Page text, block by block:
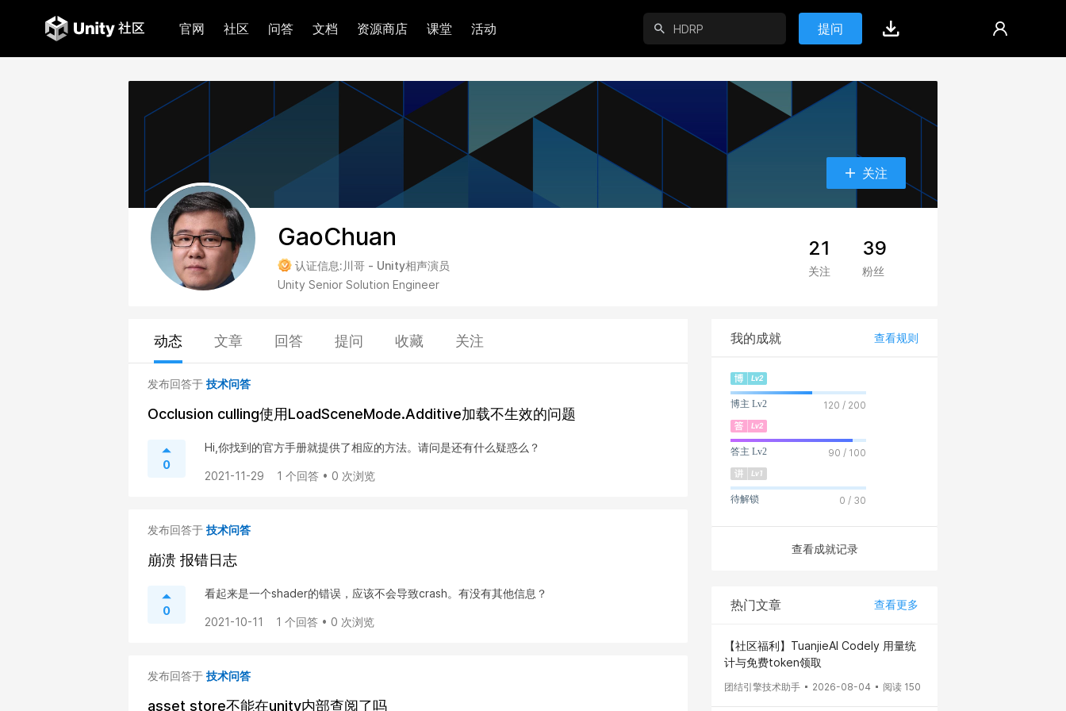
官网 社区 问答 文档 资源商店 课堂 活动 提问
关注
GaoChuan
认证信息: 川哥 - Unity相声演员
Unity Senior Solution Engineer
21
关注
39
粉丝
动态 文章 回答 提问 收藏 关注
发布回答于 技术问答
Occlusion culling使用LoadSceneMode.Additive加载不生效的问题
0
Hi,你找到的官方手册就提供了相应的方法。请问是还有什么疑惑么？
2021-11-29 1 个回答 • 0 次浏览
发布回答于 技术问答
崩溃 报错日志
0
看起来是一个shader的错误，应该不会导致crash。有没有其他信息？
2021-10-11 1 个回答 • 0 次浏览
发布回答于 技术问答
asset store不能在unity内部查阅了吗
我的成就 查看规则
博主 Lv2 120 / 200
答主 Lv2 90 / 100
待解锁 0 / 30
查看成就记录
热门文章 查看更多
【社区福利】TuanjieAI Codely 用量统
计与免费token领取
团结引擎技术助手 2026-08-04 阅读 150